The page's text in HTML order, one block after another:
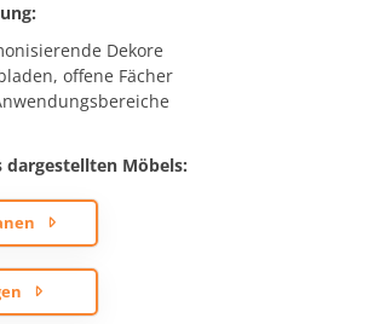
Dekore
offene Fächer
dargestellten Möbels: